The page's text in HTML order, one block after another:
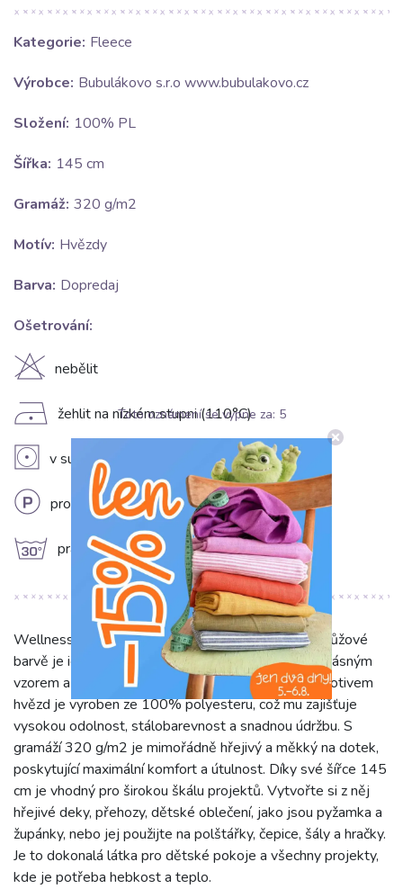
Kategorie: Fleece
Výrobce: Bubulákovo s.r.o www.bubulakovo.cz
Složení: 100% PL
Šířka: 145 cm
Gramáž: 320 g/m2
Motív: Hvězdy
Barva: Dopredaj
Ošetrování:
H nebělit
D žehlit na nízkém stupni (110°C)
V v sušičce sušit na nízkém stupni (do 60°C)
L profesionální chemické čištění
g prát na 30°C
Wellness Fleece Hvězdy v něžné růžové a světle růžové
barvě je ideální volbou pro ty, kteří hledají látku s krásným
vzorem a vynikajícími vlastnostmi. Tento fleece s motivem
hvězd je vyroben ze 100% polyesteru, což mu zajišťuje
vysokou odolnost, stálobarevnost a snadnou údržbu. S
gramáží 320 g/m2 je mimořádně hřejivý a měkký na dotek,
poskytující maximální komfort a útulnost. Díky své šířce 145
cm je vhodný pro širokou škálu projektů. Vytvořte si z něj
hřejivé deky, přehozy, dětské oblečení, jako jsou pyžamka a
župánky, nebo jej použijte na polštářky, čepice, šály a hračky.
Je to dokonalá látka pro dětské pokoje a všechny projekty,
kde je potřeba hebkost a teplo.
Toto oznámení se vypne za: 5